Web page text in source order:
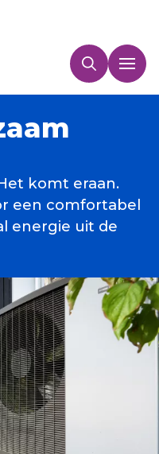
komt eraan.
een comfortabel
energie uit de